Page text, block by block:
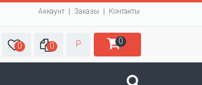
Аккаунт Заказы Контакты
0 0 Р 0